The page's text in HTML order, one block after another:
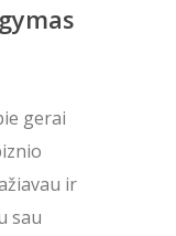
gerai
ir
sau